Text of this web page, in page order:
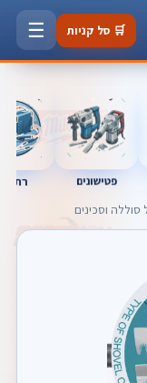
🛒 סל קניות ☰
פטישונים
וסכינים